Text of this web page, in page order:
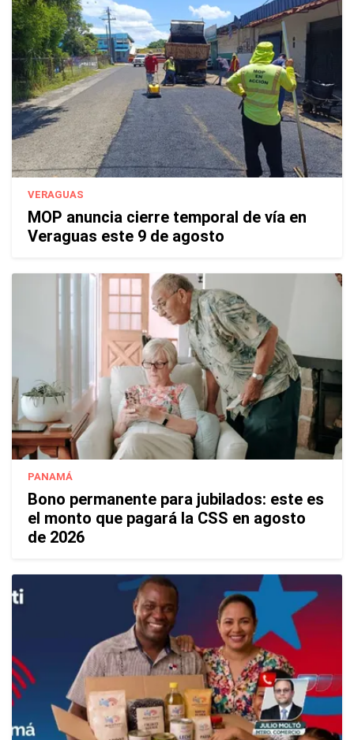
VERAGUAS
MOP anuncia cierre temporal de vía en
Veraguas este 9 de agosto
PANAMÁ
Bono permanente para jubilados: este es
el monto que pagará la CSS en agosto
de 2026